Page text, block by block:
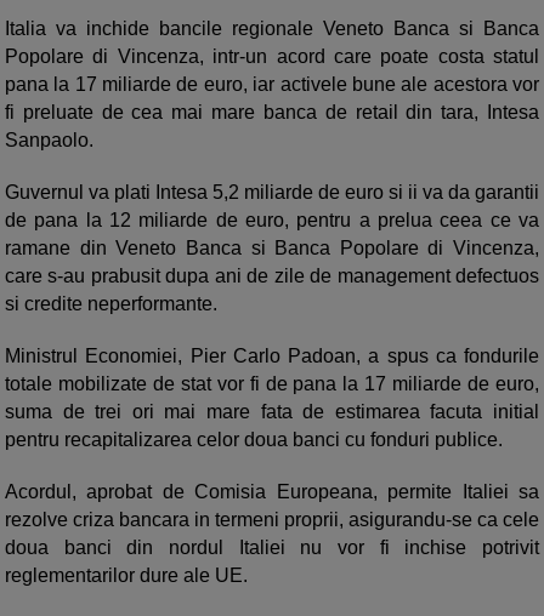
Italia va inchide bancile regionale Veneto Banca si Banca
Popolare di Vincenza, intr-un acord care poate costa statul
pana la 17 miliarde de euro, iar activele bune ale acestora vor
fi preluate de cea mai mare banca de retail din tara, Intesa
Sanpaolo.
Guvernul va plati Intesa 5,2 miliarde de euro si ii va da garantii
de pana la 12 miliarde de euro, pentru a prelua ceea ce va
ramane din Veneto Banca si Banca Popolare di Vincenza,
care s-au prabusit dupa ani de zile de management defectuos
si credite neperformante.
Ministrul Economiei, Pier Carlo Padoan, a spus ca fondurile
totale mobilizate de stat vor fi de pana la 17 miliarde de euro,
suma de trei ori mai mare fata de estimarea facuta initial
pentru recapitalizarea celor doua banci cu fonduri publice.
Acordul, aprobat de Comisia Europeana, permite Italiei sa
rezolve criza bancara in termeni proprii, asigurandu-se ca cele
doua banci din nordul Italiei nu vor fi inchise potrivit
reglementarilor dure ale UE.